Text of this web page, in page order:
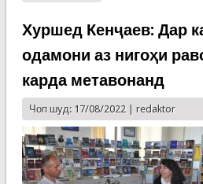
Хуршед Кенҷаев: Дар
одамони аз нигоҳи
карда метавонанд
Чоп шуд: 17/08/2022 | redaktor